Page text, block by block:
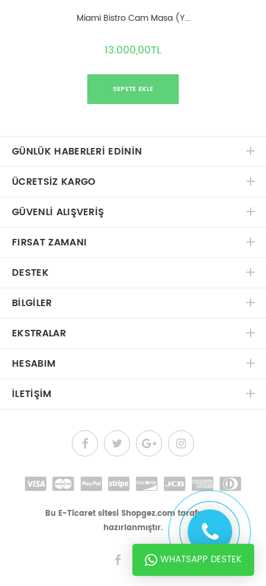
Miami Bistro Cam Masa (Y...
13.000,00TL
SEPETE EKLE
GÜNLÜK HABERLERİ EDİNİN
ÜCRETSIZ KARGO
GÜVENLI ALIŞVERIŞ
FIRSAT ZAMANI
DESTEK
BILGILER
EKSTRALAR
HESABIM
İLETIŞIM
Bu E-Ticaret sitesi Shopgez.com tarafından
hazırlanmıştır.
WHATSAPP DESTEK